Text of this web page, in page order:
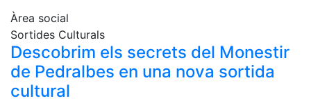
Entrenaments
personals
Activitats
dirigides
Piscina
Àrea social
Sortides Culturals
Descobrim els secrets del Monestir
de Pedralbes en una nova sortida
cultural